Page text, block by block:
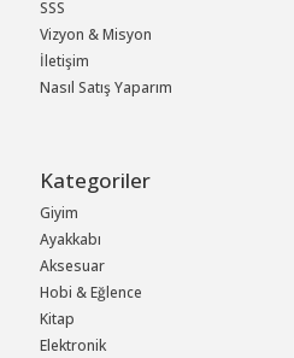
SSS
Vizyon & Misyon
İletişim
Nasıl Satış Yaparım
Kategoriler
Giyim
Ayakkabı
Aksesuar
Hobi & Eğlence
Kitap
Elektronik